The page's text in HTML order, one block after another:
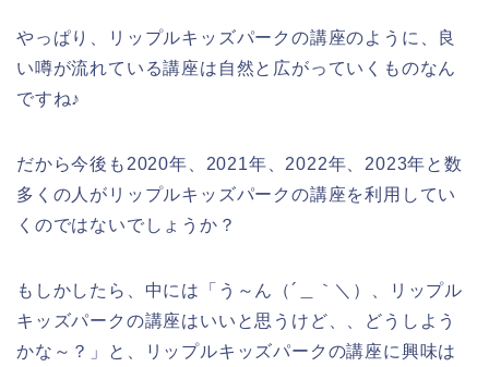
やっぱり、リップルキッズパークの講座のように、良
い噂が流れている講座は自然と広がっていくものなん
ですね♪
だから今後も2020年、2021年、2022年、2023年と数
多くの人がリップルキッズパークの講座を利用してい
くのではないでしょうか？
もしかしたら、中には「う～ん（´＿｀＼）、リップル
キッズパークの講座はいいと思うけど、、どうしよう
かな～？」と、リップルキッズパークの講座に興味は